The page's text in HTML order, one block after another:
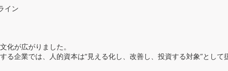
イン
化が広がりました。
る企業では、人的資本は“見える化し、改善し、投資する対象”として